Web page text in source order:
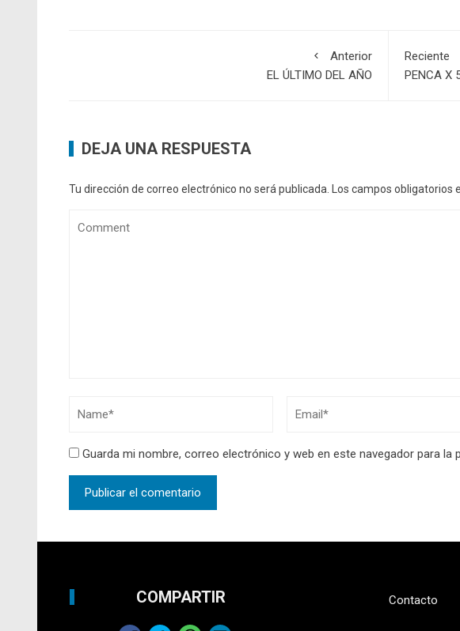
Anterior
EL ÚLTIMO DEL AÑO
Reciente
PENCA X
DEJA UNA RESPUESTA
Tu dirección de correo electrónico no será publicada. Los campos obligatorios
Guarda mi nombre, correo electrónico y web en este navegador para la
COMPARTIR Contacto